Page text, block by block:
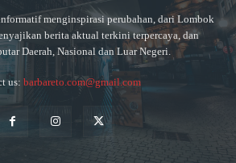
menginspirasi perubahan, dari Lombok
berita aktual terkini terpercaya, dan
Daerah, Nasional dan Luar Negeri.
us: barbareto.com@gmail.com